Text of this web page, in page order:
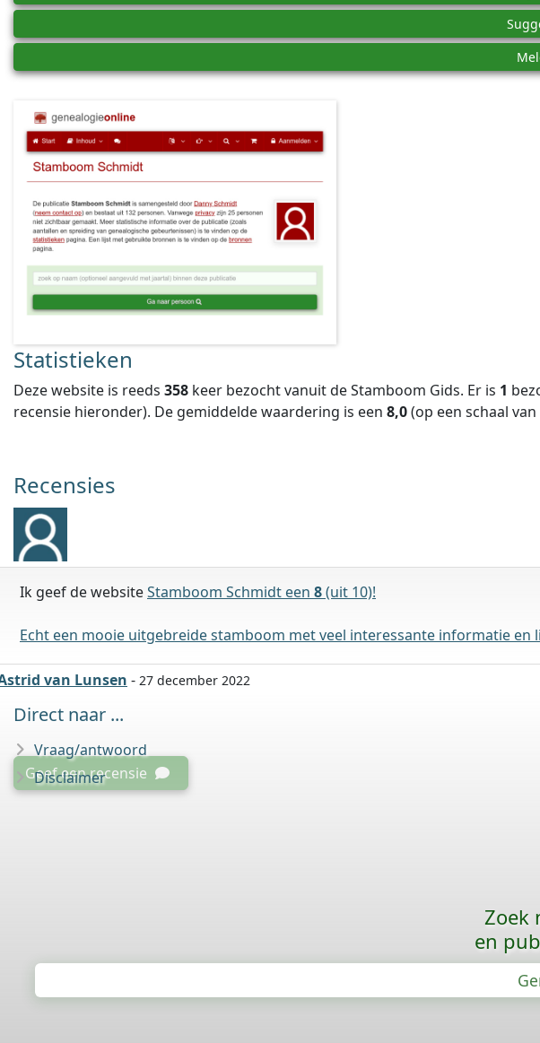
Statistieken
Deze website is reeds 358 keer bezocht vanuit de Stamboom Gids. Er is 1
recensie hieronder). De gemiddelde waardering is een 8,0(op een schaal van
Recensies
Ik geef de websiteStamboom Schmidt een 8(uit 10)!
Echt een mooie uitgebreide stamboom met veel interessante informatie en
van Lunsen - 27 december 2022
Geef een recensie
Direct naar ...
Vraag/antwoord
Disclaimer
Zoek
en